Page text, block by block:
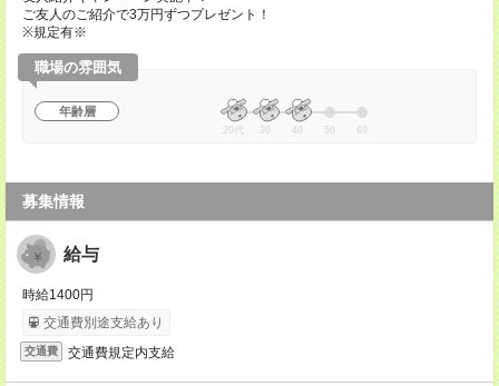
ご友人のご紹介で3万円ずつプレゼント！
※規定有※
職場の雰囲気
年齢層
20代 30 40 50 60
募集情報
給与
時給1400円
交通費別途支給あり
交通費 交通費規定内支給